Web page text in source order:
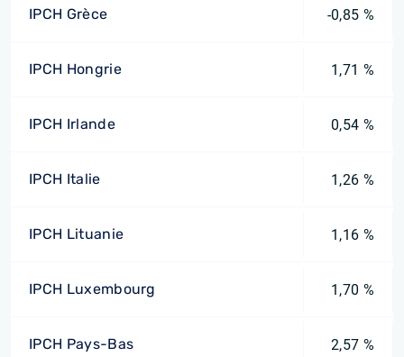
IPCH Grèce -0,85 %
IPCH Hongrie 1,71 %
IPCH Irlande 0,54 %
IPCH Italie 1,26 %
IPCH Lituanie 1,16 %
IPCH Luxembourg 1,70 %
IPCH Pays-Bas 2,57 %